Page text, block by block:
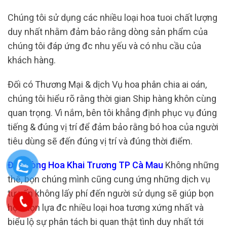
Chúng tôi sử dụng các nhiều loại hoa tuoi chất lượng
duy nhất nhằm đảm bảo rằng dòng sản phẩm của
chúng tôi đáp ứng đc nhu yếu và có nhu cầu của
khách hàng.
Đối có Thương Mại & dịch Vụ hoa phân chia ai oán,
chúng tôi hiểu rõ rằng thời gian Ship hàng khôn cùng
quan trọng. Vì nắm, bên tôi khẳng định phục vụ đúng
tiếng & đúng vị trí để đảm bảo rằng bó hoa của người
tiêu dùng sẽ đến đúng vị trí và đúng thời điểm.
Đặt Vòng Hoa Khai Trương TP Cà Mau Không những
thế, bọn chúng mình cũng cung ứng những dịch vụ
tư vấn không lấy phí đến người sử dụng sẽ giúp bọn
họ chọn lựa đc nhiều loại hoa tương xứng nhất và
biểu lộ sự phân tách bi quan thật tình duy nhất tới